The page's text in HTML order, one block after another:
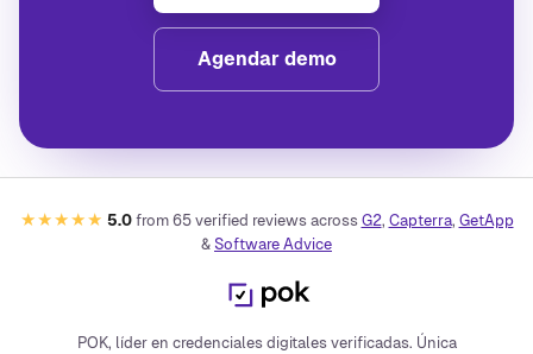
Agendar demo
★★★★★ 5.0 from 65verified reviews across G2, Capterra, GetApp
& Software Advice
POK, líder en credenciales digitales verificadas. Única